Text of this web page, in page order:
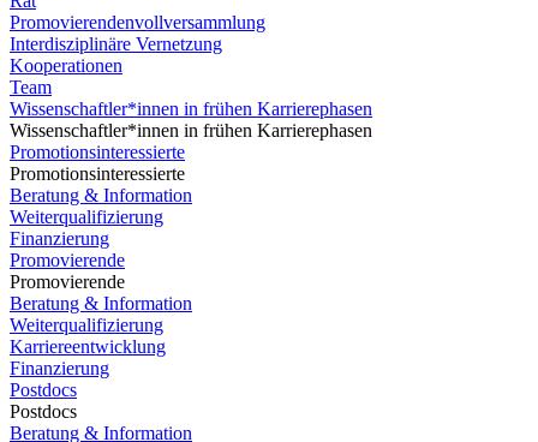
Promovierendenvollversammlung
Interdisziplinäre Vernetzung
Kooperationen
Team
Wissenschaftler*innen in frühen Karrierephasen
Wissenschaftler*innen in frühen Karrierephasen
Promotionsinteressierte
Promotionsinteressierte
Beratung & Information
Weiterqualifizierung
Finanzierung
Promovierende
Promovierende
Beratung & Information
Weiterqualifizierung
Karriereentwicklung
Finanzierung
Postdocs
Postdocs
Beratung & Information